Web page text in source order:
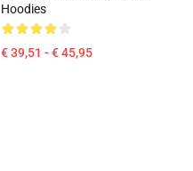
Hoodies
€ 39,51 - € 45,95